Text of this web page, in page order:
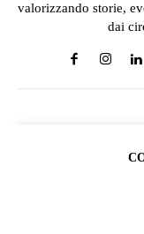
valorizzando storie,
dai